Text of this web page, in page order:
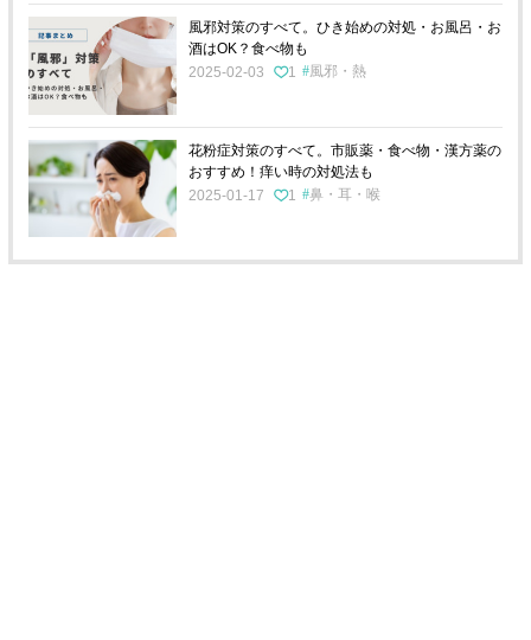
風邪対策のすべて。ひき始めの対処・お風呂・お
酒はOK？食べ物も
2025-02-03
1 風邪・熱
花粉症対策のすべて。市販薬・食べ物・漢方薬の
おすすめ！痒い時の対処法も
2025-01-17
1 鼻・耳・喉